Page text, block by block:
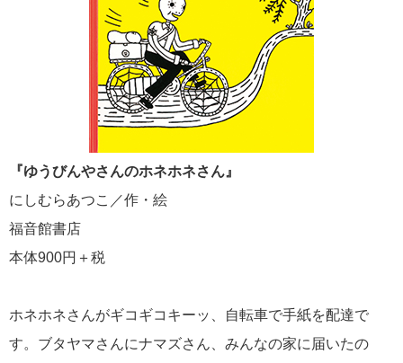
『ゆうびんやさんのホネホネさん』
にしむらあつこ／作・絵
福音館書店
本体900円＋税
ホネホネさんがギコギコキーッ、自転車で手紙を配達で
す。ブタヤマさんにナマズさん、みんなの家に届いたの